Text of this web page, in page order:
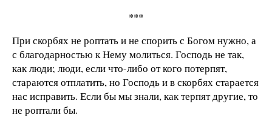
***
При скорбях не роптать и не спорить с Богом нужно, а
с благодарностью к Нему молиться. Господь не так,
как люди; люди, если что-либо от кого потерпят,
стараются отплатить, но Господь и в скорбях старается
нас исправить. Если бы мы знали, как терпят другие, то
не роптали бы.